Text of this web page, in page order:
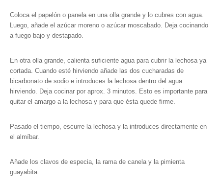
Coloca el papelón o panela en una olla grande y lo cubres con agua.
Luego, añade el azúcar moreno o azúcar moscabado. Deja cocinando
a fuego bajo y destapado.
En otra olla grande, calienta suficiente agua para cubrir la lechosa ya
cortada. Cuando esté hirviendo añade las dos cucharadas de
bicarbonato de sodio e introduces la lechosa dentro del agua
hirviendo. Deja cocinar por aprox. 3 minutos. Esto es importante para
quitar el amargo a la lechosa y para que ésta quede firme.
Pasado el tiempo, escurre la lechosa y la introduces directamente en
el almíbar.
Añade los clavos de especia, la rama de canela y la pimienta
guayabita.